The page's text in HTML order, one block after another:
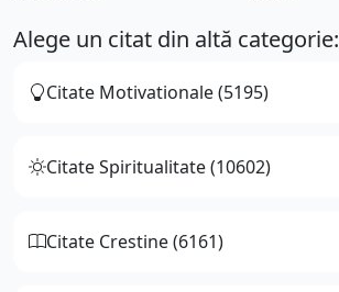
Alege un citat din altă categorie:
Citate Motivationale (5195)
Citate Spiritualitate (10602)
Citate Crestine (6161)